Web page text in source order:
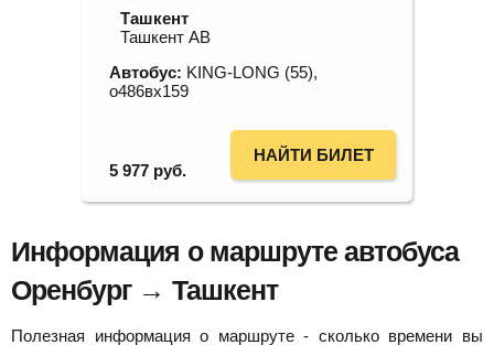
Ташкент
Ташкент АВ
Автобус: KING-LONG (55),
о486вх159
5 977 руб.
НАЙТИ БИЛЕТ
Информация о маршруте автобуса
Оренбург → Ташкент
Полезная информация о маршруте - сколько времени вы